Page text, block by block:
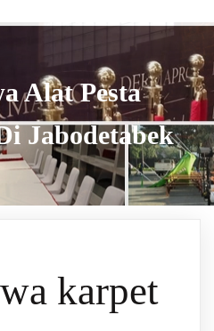
Alat Pesta
Jabodetabek
karpet